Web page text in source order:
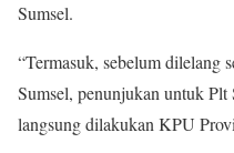
Sumsel.
“Termasuk, sebelum dilelang
Sumsel, penunjukan untuk
langsung dilakukan KPU